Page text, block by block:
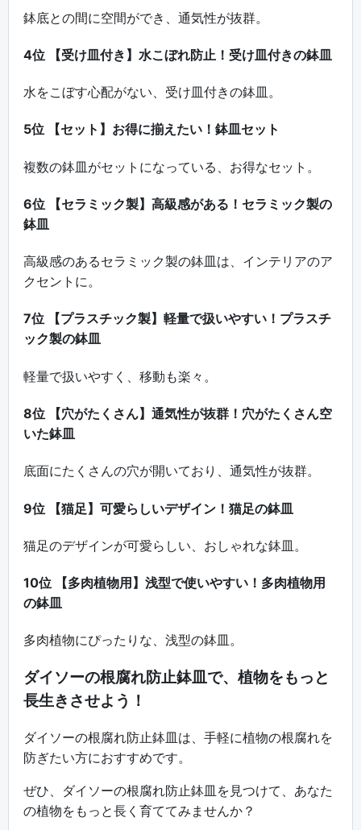
鉢底との間に空間ができ、通気性が抜群。
4位 【受け皿付き】水こぼれ防止！受け皿付きの鉢皿
水をこぼす心配がない、受け皿付きの鉢皿。
5位 【セット】お得に揃えたい！鉢皿セット
複数の鉢皿がセットになっている、お得なセット。
6位 【セラミック製】高級感がある！セラミック製の
鉢皿
高級感のあるセラミック製の鉢皿は、インテリアのア
クセントに。
7位 【プラスチック製】軽量で扱いやすい！プラスチ
ック製の鉢皿
軽量で扱いやすく、移動も楽々。
8位 【穴がたくさん】通気性が抜群！穴がたくさん空
いた鉢皿
底面にたくさんの穴が開いており、通気性が抜群。
9位 【猫足】可愛らしいデザイン！猫足の鉢皿
猫足のデザインが可愛らしい、おしゃれな鉢皿。
10位 【多肉植物用】浅型で使いやすい！多肉植物用
の鉢皿
多肉植物にぴったりな、浅型の鉢皿。
ダイソーの根腐れ防止鉢皿で、植物をもっと
長生きさせよう！
ダイソーの根腐れ防止鉢皿は、手軽に植物の根腐れを
防ぎたい方におすすめです。
ぜひ、ダイソーの根腐れ防止鉢皿を見つけて、あなた
の植物をもっと長く育ててみませんか？